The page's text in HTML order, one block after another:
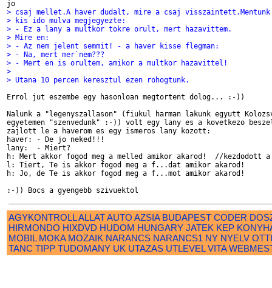
> csaj mellet.A haver dudalt, mire a csaj visszaintett.Mentunk
> kis ido mulva megjegyezte:
> - Ez a lany a multkor tokre orult, mert hazavittem.
> Mire en:
> - Az nem jelent semmit! - a haver kisse flegman:
> - Na, mert mer`nem???
> - Mert en is orultem, amikor a multkor hazavittel!
>
> Utana 10 percen keresztul ezen rohogtunk.
Errol jut eszembe egy hasonloan megtortent dolog... :-))
Nalunk a "legenyszallason" (fiukul harman lakunk egyutt
egyetemen "szenvedunk" :-)) volt egy lany es a kovetkezo
zajlott le a haverom es egy ismeros lany kozott:
haver: - De jo neked!!!
lany:  - Miert?
h: Mert akkor fogod meg a melled amikor akarod!  //kezdodott a
l: Tiert, Te is akkor fogod meg a f...dat amikor akarod!
h: Jo, de Te is akkor fogod meg a f...mot amikor akarod!
AGYKONTROLLALLATAUTO AZSIA BUDAPEST CODER
HIRMONDO HIXDVD HUDOM HUNGARY JATEK KEP
MOBIL MOKA MOZAIK NARANCS NARANCS1 NY NYELV
TANC TIPP TUDOMANY UK UTAZAS UTLEVEL VITA